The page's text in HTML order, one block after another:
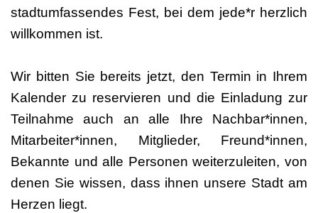
stadtumfassendes Fest, bei dem jede*r herzlich
willkommen ist.
Wir bitten Sie bereits jetzt, den Termin in Ihrem
Kalender zu reservieren und die Einladung zur
Teilnahme auch an alle Ihre Nachbar*innen,
Mitarbeiter*innen, Mitglieder, Freund*innen,
Bekannte und alle Personen weiterzuleiten, von
denen Sie wissen, dass ihnen unsere Stadt am
Herzen liegt.